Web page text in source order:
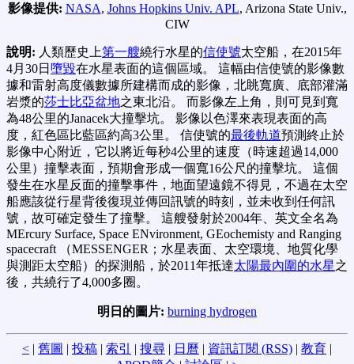
影像提供: NASA, Johns Hopkins Univ. APL, Arizona State Univ.,
CIW
說明: 人類歷史上第一艘繞行水星的信使號太空船，在2015年
4月30日 墮毀在水星表面的這個區域。 這幅由信使號的影像數
據和雷射高度儀數據所建構而成的影像，北眺寬廣、底部灌滿
岩漿的莎士比亞盆地之東北沿。 而影像左上角，則可見到寬
為48公里的Janacek大撞擊坑。 影像以色澤來表現表面的高
度，紅色區比藍區約高3公里。 信使號的最後軌道預測終止於
影像中心附近，它以將近每秒4公里的速度（時速超過14,000
公里）撞擊表面，預期會形成一個寬16公尺的撞擊坑。 這個
發生在水星反面的撞擊事件，地面望遠鏡不得見，不過在太空
船應該從行星背後復現並傳回訊號的時刻，並未收到任何訊
號，故可確定發生了撞擊。 這艘發射於2004年、英文全名為
MErcury Surface, Space ENvironment, GEochemisty and Ranging
spacecraft （MESSENGER；水星表面、太空環境、地質化學
與測距太空船）的探測船，於2011年抵達太陽最內圍的水星之
後，共繞行了4,000多圈。
明日的圖片: burning hydrogen
< | 舊圖 | 投稿 | 索引 | 搜尋 | 日曆 | 資訊訂閱 (RSS) | 教育 |